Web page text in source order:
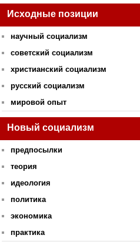
Исходные позиции
научный социализм
советский социализм
христианский социализм
русский социализм
мировой опыт
Новый социализм
предпосылки
теория
идеология
политика
экономика
практика